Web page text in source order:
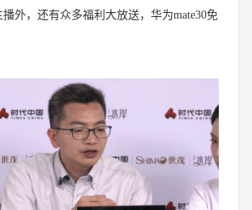
外，还有众多福利大放送，华为mate30免